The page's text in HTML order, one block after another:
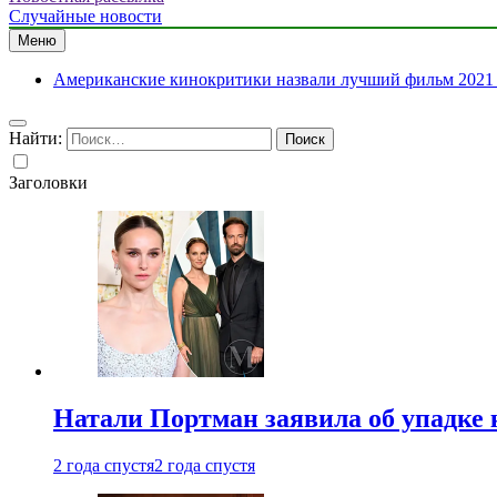
Случайные новости
Меню
Американские кинокритики назвали лучший фильм 2021
Найти:
Заголовки
Натали Портман заявила об упадке
2 года спустя2 года спустя